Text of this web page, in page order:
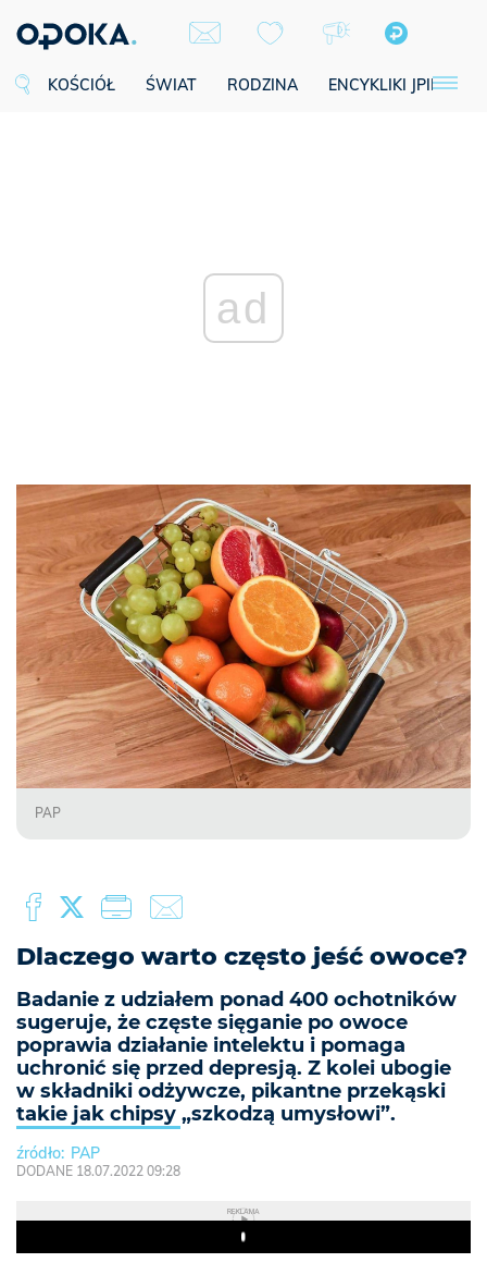
KOŚCIÓŁ ŚWIAT RODZINA ENCYKLIKI JPII
ad
PAP
Dlaczego warto często jeść owoce?
Badanie z udziałem ponad 400 ochotników
sugeruje, że częste sięganie po owoce
poprawia działanie intelektu i pomaga
uchronić się przed depresją. Z kolei ubogie
w składniki odżywcze, pikantne przekąski
takie jak chipsy „szkodzą umysłowi”.
PAP
DODANE 18.07.2022 09:28
REKLAMA
Play